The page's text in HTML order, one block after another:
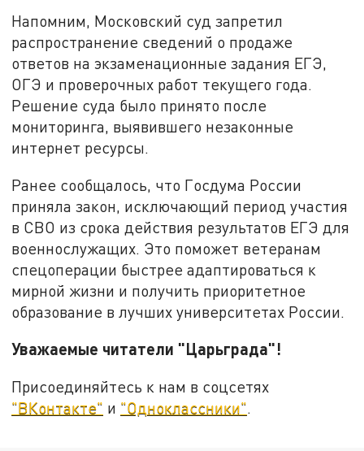
Напомним, Московский суд запретил
распространение сведений о продаже
ответов на экзаменационные задания ЕГЭ,
ОГЭ и проверочных работ текущего года.
Решение суда было принято после
мониторинга, выявившего незаконные
интернет ресурсы.
Ранее сообщалось, что Госдума России
приняла закон, исключающий период участия
в СВО из срока действия результатов ЕГЭ для
военнослужащих. Это поможет ветеранам
спецоперации быстрее адаптироваться к
мирной жизни и получить приоритетное
образование в лучших университетах России.
Уважаемые читатели "Царьграда"!
Присоединяйтесь к нам в соцсетях
"ВКонтакте" и "Одноклассники".